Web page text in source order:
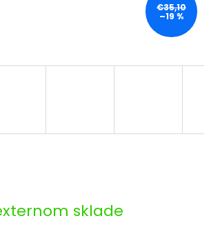
€35,10
–19 %
sklade